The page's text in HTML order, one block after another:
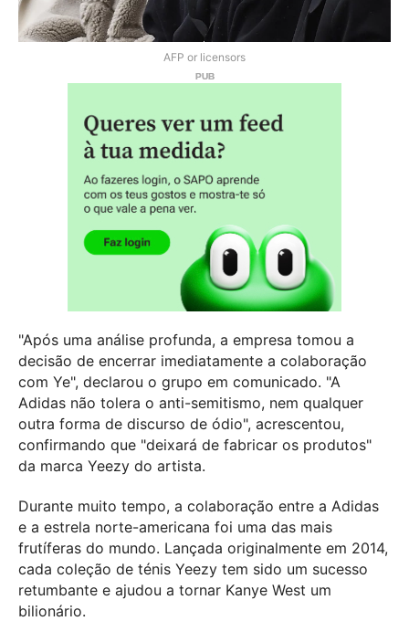
AFP or licensors
"Após uma análise profunda, a empresa tomou a
decisão de encerrar imediatamente a colaboração
com Ye", declarou o grupo em comunicado. "A
Adidas não tolera o anti-semitismo, nem qualquer
outra forma de discurso de ódio", acrescentou,
confirmando que "deixará de fabricar os produtos"
da marca Yeezy do artista.
Durante muito tempo, a colaboração entre a Adidas
e a estrela norte-americana foi uma das mais
frutíferas do mundo. Lançada originalmente em 2014,
cada coleção de ténis Yeezy tem sido um sucesso
retumbante e ajudou a tornar Kanye West um
bilionário.